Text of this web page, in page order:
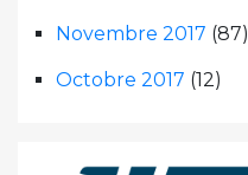
Novembre 2017 (87)
Octobre 2017 (12)